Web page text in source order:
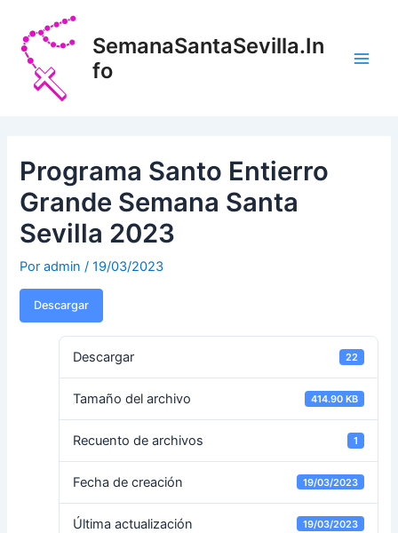
contenido
SemanaSantaSevilla.In
fo
Programa Santo Entierro
Grande Semana Santa
Sevilla 2023
Poradmin/19/03/2023
Descargar
Descargar 22
Tamaño del archivo 414.90 KB
Recuento de archivos 1
Fecha de creación 19/03/2023
Última actualización 19/03/2023
de
entradas